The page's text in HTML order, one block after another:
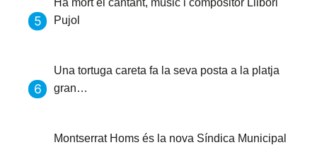
Ha mort el cantant, músic i compositor Llibori
Pujol
Una tortuga careta fa la seva posta a la platja
gran…
Montserrat Homs és la nova Síndica Municipal